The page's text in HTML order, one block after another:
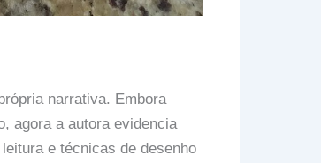
narrativa. Embora
agora a autora evidencia
e técnicas de desenho